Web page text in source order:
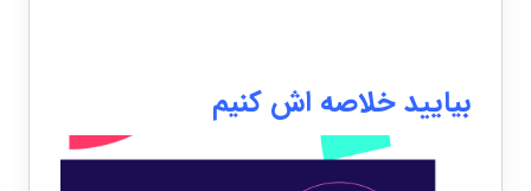
بیایید خلاصه اش کنیم